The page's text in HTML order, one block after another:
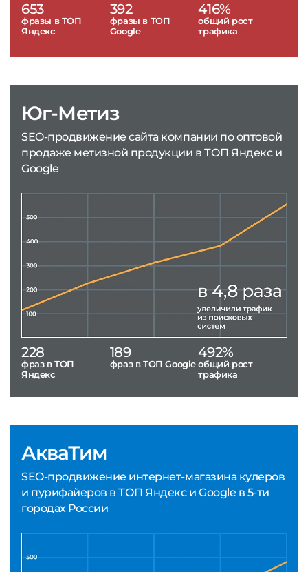
653
фразы в ТОП
Яндекс
392
фразы в ТОП
Google
416%
общий рост
трафика
АкваТим
SEO-продвижение интернет-магазина кулеров
и пурифайеров в ТОП Яндекс и Google в 5-ти
городах России
Юг-Метиз
SEO-продвижение сайта компании по оптовой
продаже метизной продукции в ТОП Яндекс и
Google
228
фраз в ТОП
Яндекс
189
фраз в ТОП Google
492%
общий рост
трафика